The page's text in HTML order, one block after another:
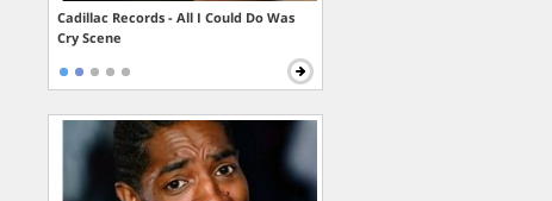
Cadillac Records - All I Could Do Was
Cry Scene